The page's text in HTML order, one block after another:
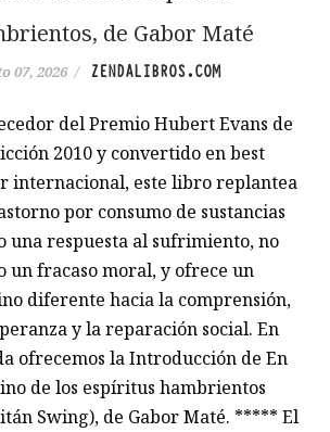
de Gabor Maté
07, 2026 / ZENDALIBROS.COM
del Premio Hubert Evans de
2010 y convertido en best
internacional, este libro replantea
por consumo de sustancias
una respuesta al sufrimiento, no
un fracaso moral, y ofrece un
diferente hacia la comprensión,
y la reparación social. En
ofrecemos la Introducción de En
de los espíritus hambrientos
Swing), de Gabor Maté. ***** El